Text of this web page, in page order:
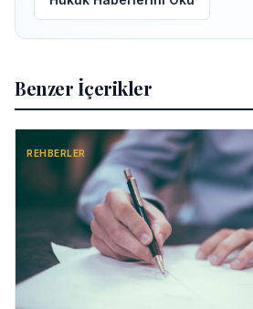
Benzer İçerikler
REHBERLER